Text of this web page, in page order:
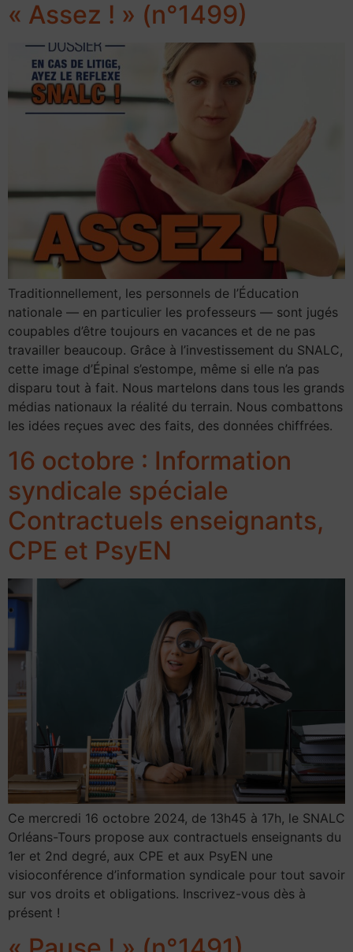
« Assez ! » (n°1499)
Traditionnellement, les personnels de l’Éducation
nationale — en particulier les professeurs — sont jugés
coupables d’être toujours en vacances et de ne pas
travailler beaucoup. Grâce à l’investissement du SNALC,
cette image d’Épinal s’estompe, même si elle n’a pas
disparu tout à fait. Nous martelons dans tous les grands
médias nationaux la réalité du terrain. Nous combattons
les idées reçues avec des faits, des données chiffrées.
16 octobre : Information
syndicale spéciale
Contractuels enseignants,
CPE et PsyEN
Ce mercredi 16 octobre 2024, de 13h45 à 17h, le SNALC
Orléans-Tours propose aux contractuels enseignants du
1er et 2nd degré, aux CPE et aux PsyEN une
visioconférence d’information syndicale pour tout savoir
sur vos droits et obligations. Inscrivez-vous dès à
présent !